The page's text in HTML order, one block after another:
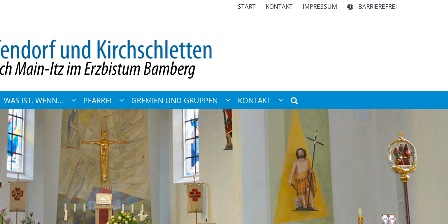
START KONTAKT IMPRESSUM BARRIEREFREI
WAS IST, WENN... PFARREI GREMIEN UND GRUPPEN KONTAKT